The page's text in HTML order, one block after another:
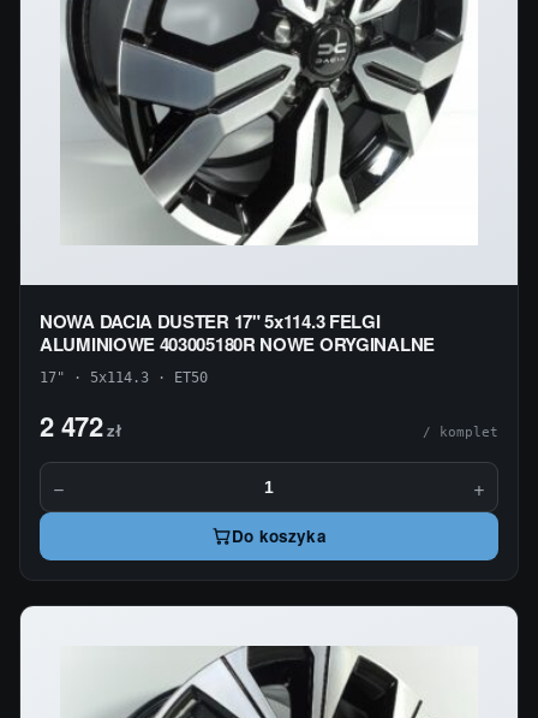
NOWA DACIA DUSTER 17" 5x114.3 FELGI
ALUMINIOWE 403005180R NOWE ORYGINALNE
17" · 5x114.3 · ET50
2 472zł / komplet
− +
Do koszyka